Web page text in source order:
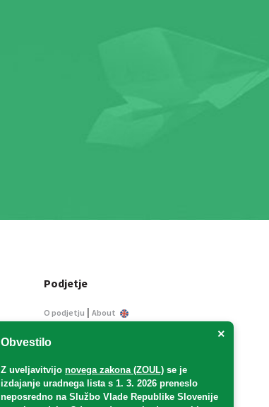
×
Obvestilo
Z uveljavitvijo novega zakona (ZOUL) se je
izdajanje uradnega lista s 1. 3. 2026 preneslo
neposredno na Službo Vlade Republike Slovenije
Podjetje
O podjetju | About
Informacije javnega
Oglaševanje
Splošni pogoji